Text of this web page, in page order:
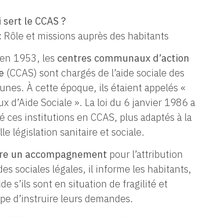
le CCAS ?
Rôle et missions auprès des habitants
1953, les centres communaux d’action
(CCAS) sont chargés de l’aide sociale des
À cette époque, ils étaient appelés «
d’Aide Sociale ». La loi du 6 janvier 1986 a
ces institutions en CCAS, plus adaptés à la
législation sanitaire et sociale.
un accompagnement pour l’attribution
sociales légales, il informe les habitants,
s’ils sont en situation de fragilité et
d’instruire leurs demandes.